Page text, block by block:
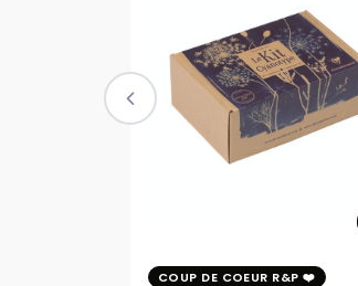
COUP DE COEUR R&P